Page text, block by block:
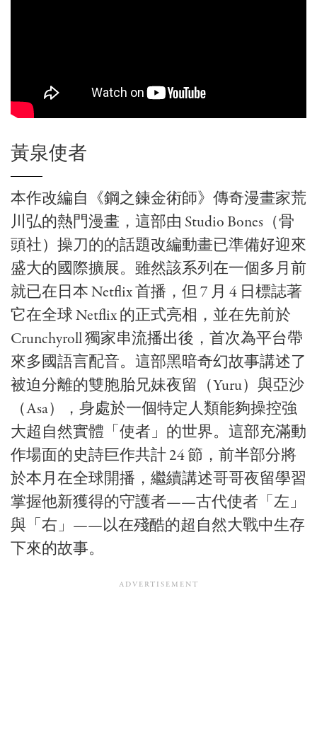
黃泉使者
本作改編自《鋼之鍊金術師》傳奇漫畫家荒
川弘的熱門漫畫，這部由 Studio Bones（骨
頭社）操刀的的話題改編動畫已準備好迎來
盛大的國際擴展。雖然該系列在一個多月前
就已在日本 Netflix 首播，但 7 月 4 日標誌著
它在全球 Netflix 的正式亮相，並在先前於
Crunchyroll 獨家串流播出後，首次為平台帶
來多國語言配音。這部黑暗奇幻故事講述了
被迫分離的雙胞胎兄妹夜留（Yuru）與亞沙
（Asa），身處於一個特定人類能夠操控強
大超自然實體「使者」的世界。這部充滿動
作場面的史詩巨作共計 24 節，前半部分將
於本月在全球開播，繼續講述哥哥夜留學習
掌握他新獲得的守護者——古代使者「左」
與「右」——以在殘酷的超自然大戰中生存
下來的故事。